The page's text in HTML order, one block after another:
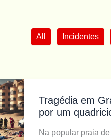
All Incidentes
Tragédia em
por um
Na popular praia